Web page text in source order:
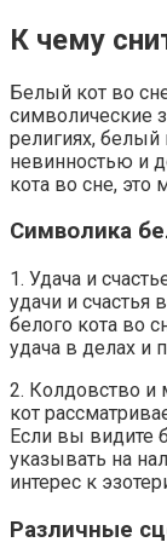
К чему
Белый кот во
символические
религиях, белый
невинностью и
кота во сне,
Символика
1. Удача и
удачи и счастья
белого кота во
удача в делах и
2. Колдовство и
кот
Если вы видите
указывать на
интерес к
Различные